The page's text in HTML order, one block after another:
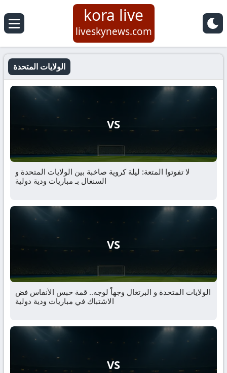
kora live
liveskynews.com
الولايات المتحدة
VS
لا تفوتوا المتعة: ليلة كروية صاخبة بين الولايات المتحدة و
السنغال بـ مباريات ودية دولية
VS
الولايات المتحدة و البرتغال وجهاً لوجه.. قمة حبس الأنفاس فض
الاشتباك في مباريات ودية دولية
VS